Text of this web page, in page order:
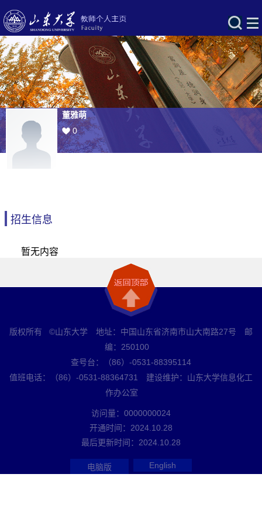
董雅萌
0
招生信息
暂无内容
版权所有 ©山东大学 地址：中国山东省济南市山大南路27号 邮
编：250100
查号台：（86）-0531-88395114
值班电话：（86）-0531-88364731 建设维护：山东大学信息化工
作办公室
访问量： 0000000024
开通时间： 2024 10 28
最后更新时间： 2024 10 28
电脑版 English